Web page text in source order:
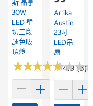
斯 晶享
30W
LED 壁
切三段
調色吸
頂燈
★★★★★
★★★★★4.9 (8)
Artika
Austin
23吋
LED吊
扇
★★★
★★★